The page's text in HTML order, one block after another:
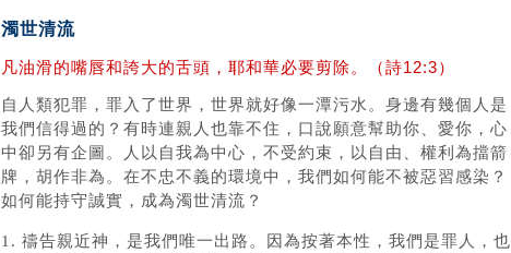
濁世清流
凡油滑的嘴唇和誇大的舌頭，耶和華必要剪除。（詩12:3）
自人類犯罪，罪入了世界，世界就好像一潭污水。身邊有幾個人是
我們信得過的？有時連親人也靠不住，口說願意幫助你、愛你，心
中卻另有企圖。人以自我為中心，不受約束，以自由、權利為擋箭
牌，胡作非為。在不忠不義的環境中，我們如何能不被惡習感染？
如何能持守誠實，成為濁世清流？
1. 禱告親近神，是我們唯一出路。因為按著本性，我們是罪人，也